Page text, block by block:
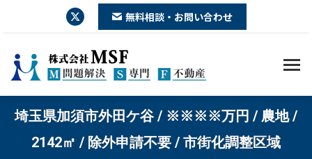
X
page
opens
in
window
無料相談・お問い合わせ
埼玉県加須市外田ケ谷 / ※※※※万円 / 農地 /
2142㎡ / 除外申請不要 / 市街化調整区域